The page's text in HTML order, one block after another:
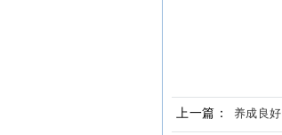
上一篇： 养成良